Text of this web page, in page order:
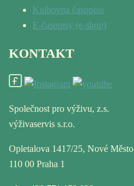
Knihovna časopisu
E-časopisy (e-shop)
KONTAKT
Společnost pro výživu, z.s.
výživaservis s.r.o.
Opletalova 1417/25, Nové Město
110 00 Praha 1